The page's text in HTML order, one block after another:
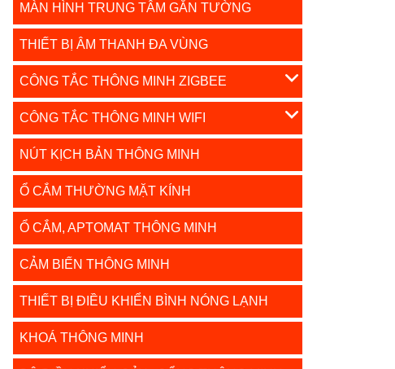
MÀN HÌNH TRUNG TÂM GẮN TƯỜNG
THIẾT BỊ ÂM THANH ĐA VÙNG
CÔNG TẮC THÔNG MINH ZIGBEE
CÔNG TẮC THÔNG MINH WIFI
NÚT KỊCH BẢN THÔNG MINH
Ổ CẮM THƯỜNG MẶT KÍNH
Ổ CẮM, APTOMAT THÔNG MINH
CẢM BIẾN THÔNG MINH
THIẾT BỊ ĐIỀU KHIỂN BÌNH NÓNG LẠNH
KHOÁ THÔNG MINH